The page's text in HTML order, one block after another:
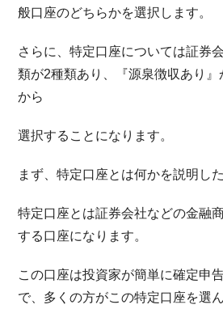
般口座のどちらかを選択します。
さらに、特定口座については証券
類が2種類あり、『源泉徴収あり』
から
選択することになります。
まず、特定口座とは何かを説明し
特定口座とは証券会社などの金融
する口座になります。
この口座は投資家が簡単に確定申
で、多くの方がこの特定口座を選